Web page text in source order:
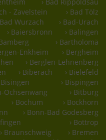
- Zavelstein
› Bad Tölz
Bad Wurzach
› Bad-Urach
› Baiersbronn
› Balingen
› Bartholomä
Enkheim
› Bergheim
› Berglen-Lehnenberg
› Biberach
› Bielefeld
Bisingen
› Bispingen
Ochsenwang
› Bitburg
› Bochum
› Bockhorn
› Bonn-Bad Godesberg
› Bottrop
› Braunschweig
› Bremen